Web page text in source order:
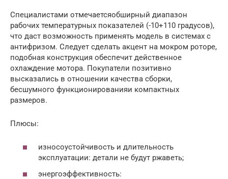
Специалистами отмечаетсяобширный диапазон
рабочих температурных показателей (-10+110 градусов),
что даст возможность применять модель в системах с
антифризом. Следует сделать акцент на мокром роторе,
подобная конструкция обеспечит действенное
охлаждение мотора. Покупатели позитивно
высказались в отношении качества сборки,
бесшумного функционированияи компактных
размеров.
Плюсы:
износоустойчивость и длительность
эксплуатации: детали не будут ржаветь;
энергоэффективность: